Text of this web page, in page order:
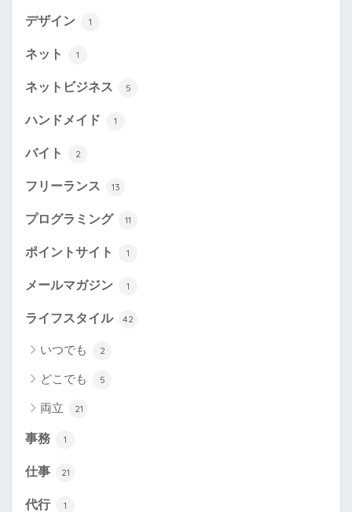
デザイン 1
ネット 1
ネットビジネス 5
ハンドメイド 1
バイト 2
フリーランス 13
プログラミング 11
ポイントサイト 1
メールマガジン 1
ライフスタイル 42
いつでも 2
どこでも 5
両立 21
事務 1
仕事 21
代行 1